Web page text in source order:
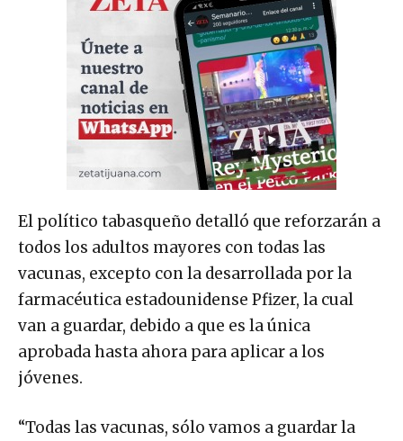
El político tabasqueño detalló que reforzarán a
todos los adultos mayores con todas las
vacunas, excepto con la desarrollada por la
farmacéutica estadounidense Pfizer, la cual
van a guardar, debido a que es la única
aprobada hasta ahora para aplicar a los
jóvenes.
“Todas las vacunas, sólo vamos a guardar la